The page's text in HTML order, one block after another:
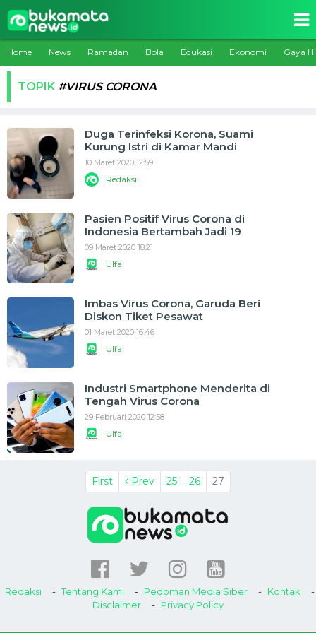
Home News Ramadan Bola Edukasi Ekonomi Gaya
TOPIK #VIRUS CORONA
Duga Terinfeksi Korona, Suami
Kurung Istri di Kamar Mandi
10 Maret 2020 12:59
Redaksi
Pasien Positif Virus Corona di
Indonesia Bertambah Jadi 19
09 Maret 2020 18:21
Ulfa
Imbas Virus Corona, Garuda Beri
Diskon Tiket Pesawat
01 Maret 2020 16:46
Ulfa
Industri Smartphone Menderita di
Tengah Virus Corona
29 Februari 2020 12:58
Ulfa
First Prev 25 26 27
Redaksi Tentang Kami Pedoman Media Siber
Kontak
Disclaimer
Privacy Policy